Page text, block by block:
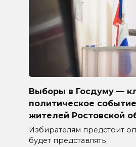
Выборы в Госдуму —
политическое
жителей Ростовской
Избирателям предстоит
будет представлять